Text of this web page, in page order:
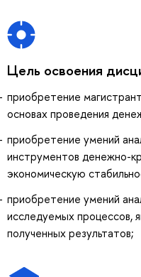
Цель освоения
приобретение
основах проведения
приобретение умений
инструментов денежно-
экономическую
приобретение умений
исследуемых процессов,
полученных результатов;